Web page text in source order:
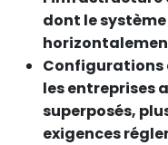
dont le
Configurations
les entreprises
superposés,
exigences